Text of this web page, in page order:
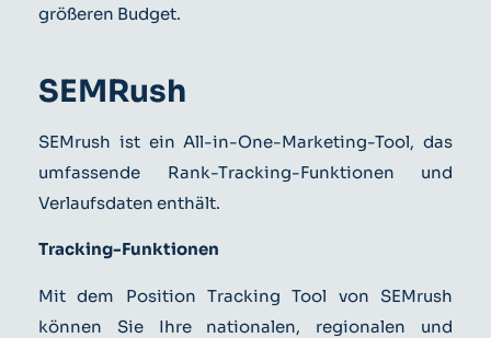
größeren Budget.
SEMRush
SEMrush ist ein All-in-One-Marketing-Tool, das
umfassende Rank-Tracking-Funktionen und
Verlaufsdaten enthält.
Tracking-Funktionen
Mit dem Position Tracking Tool von SEMrush
können Sie Ihre nationalen, regionalen und